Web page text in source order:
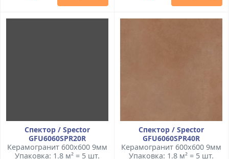
Спектор / Spector
GFU6060SPR20R
Керамогранит 600x600 9мм
Упаковка: 1.8 м² = 5 шт.
Спектор / Spector
GFU6060SPR40R
Керамогранит 600x600 9мм
Упаковка: 1.8 м² = 5 шт.